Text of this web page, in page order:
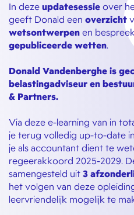
In deze updatesessie over
geeft Donald een overzicht
wetsontwerpen en
gepubliceerde wetten.
Donald Vandenberghe is
belastingadviseur en
& Partners.
Via deze e-learning van in
je terug volledig up-to-date
je als accountant dient te
regeerakkoord 2025-2029.
samengesteld uit 3
het volgen van deze
leervriendelijk mogelijk te